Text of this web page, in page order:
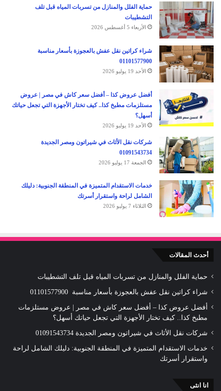
حماية الفلل والمنازل من تسربات المياه قبل تلف
التشطيبات
الأربعاء 5 أغسطس 2026
شراء كراتين نقل عفش بالعجوزة بأسعار مناسبة
01101577900
الأحد 19 يوليو 2026
أفضل عروض كذا – أفضل سعر كاش في مصر | عروض
مستلزمات مطبخ كذا.. كيف تختار الأجهزة التي تجعل حياتك
أسهل؟
الأحد 19 يوليو 2026
شركات نقل الأثاث في شيراتون ومصر الجديدة
01091543734
الجمعة 17 يوليو 2026
خدمات الاستقدام المتميزة في المنطقة الجنوبية: دليلك
الشامل لراحة واستقرار أسرتك
الثلاثاء 7 يوليو 2026
أحدث المقالات
حماية الفلل والمنازل من تسربات المياه قبل تلف التشطيبات
شراء كراتين نقل عفش بالعجوزة بأسعار مناسبة 01101577900
أفضل عروض كذا – أفضل سعر كاش في مصر | عروض مستلزمات
مطبخ كذا.. كيف تختار الأجهزة التي تجعل حياتك أسهل؟
شركات نقل الأثاث في شيراتون ومصر الجديدة 01091543734
خدمات الاستقدام المتميزة في المنطقة الجنوبية: دليلك الشامل لراحة
واستقرار أسرتك
انا انثى